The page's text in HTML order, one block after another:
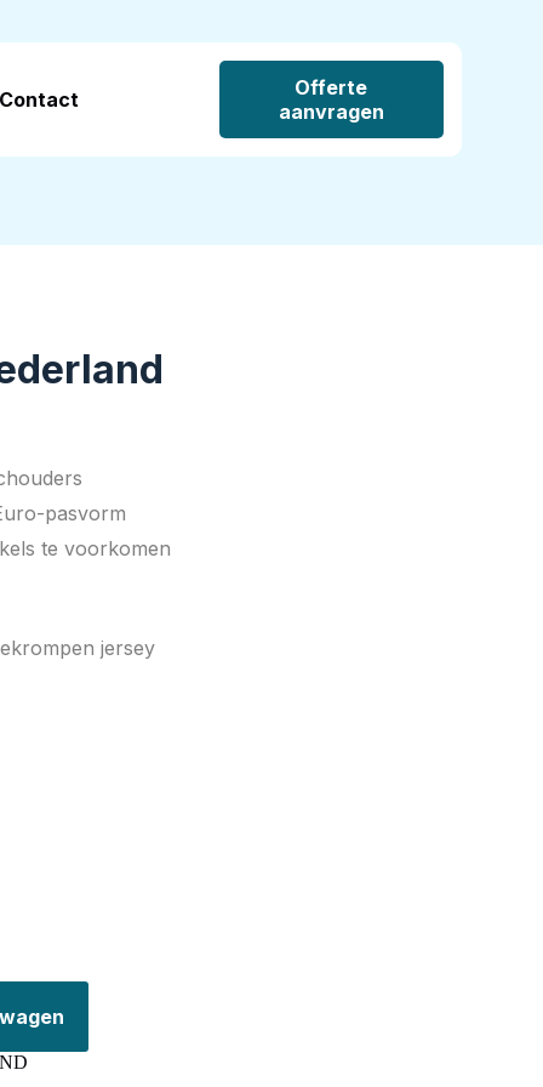
Contact
Offerte
aanvragen
pasvorm
te voorkomen
jersey